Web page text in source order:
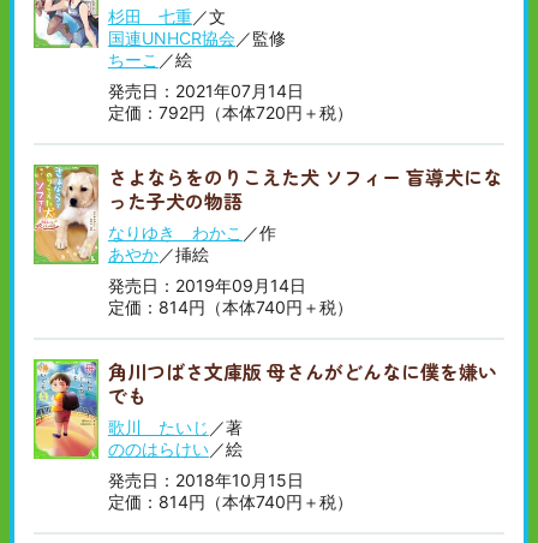
杉田 七重／文
国連UNHCR協会／監修
ちーこ ／絵
発売日：2021年07月14日
定価：792円（本体720円＋税）
さよならをのりこえた犬 ソフィー 盲導犬にな
った子犬の物語
なりゆき わかこ ／作
あやか／挿絵
発売日：2019年09月14日
定価：814円（本体740円＋税）
角川つばさ文庫版 母さんがどんなに僕を嫌い
でも
歌川 たいじ ／著
ののはらけい／絵
発売日：2018年10月15日
定価：814円（本体740円＋税）